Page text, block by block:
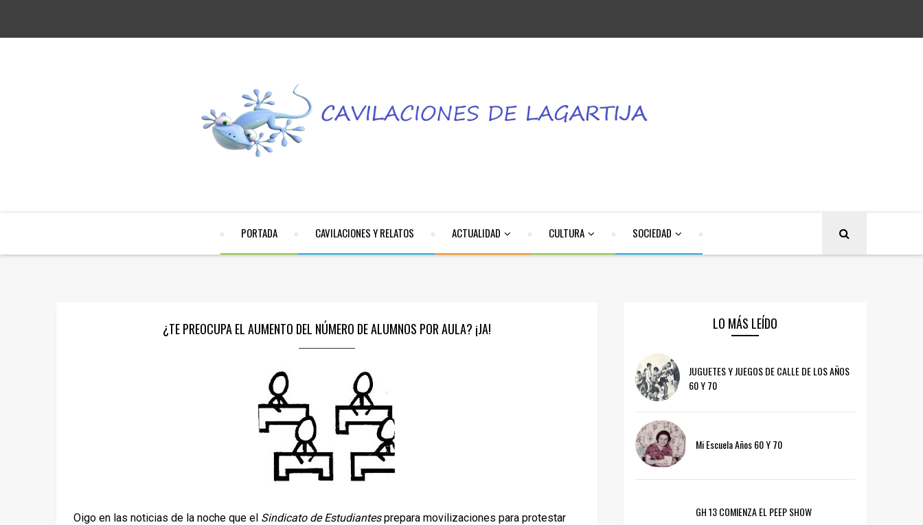
PORTADA CAVILACIONES Y RELATOS ACTUALIDAD CULTURA SOCIEDAD
¿TE PREOCUPA EL AUMENTO DEL NÚMERO DE ALUMNOS POR AULA? ¡JA!
Oigo en las noticias de la noche que el Sindicato de Estudiantesprepara movilizaciones para protestar
LO MÁS LEÍDO
JUGUETES Y JUEGOS DE CALLE DE LOS AÑOS
60 Y 70
Mi Escuela Años 60 Y 70
GH 13 COMIENZA EL PEEP SHOW